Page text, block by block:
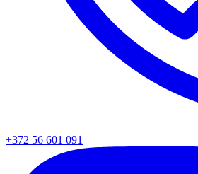
+372 56 601 091